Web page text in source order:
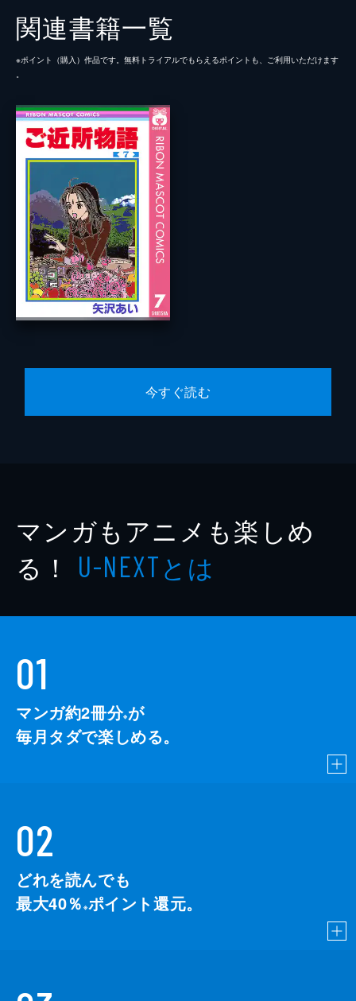
関連書籍一覧
※ポイント（購⼊）作品です。無料トライアルでもらえるポイントも、ご利⽤いただけます
。
今すぐ読む
マンガもアニメも楽しめ
る！ U-NEXTとは
01
マンガ約2冊分※が
毎月タダで楽しめる。
02
どれを読んでも
最大40％ ※ポイント還元。